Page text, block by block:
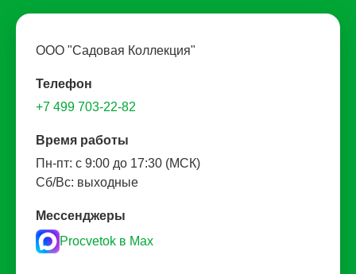
ООО "Садовая Коллекция"
Телефон
+7 499 703-22-82
Время работы
Пн-пт: с 9:00 до 17:30 (МСК)
Сб/Вс: выходные
Мессенджеры
Procvetok в Max